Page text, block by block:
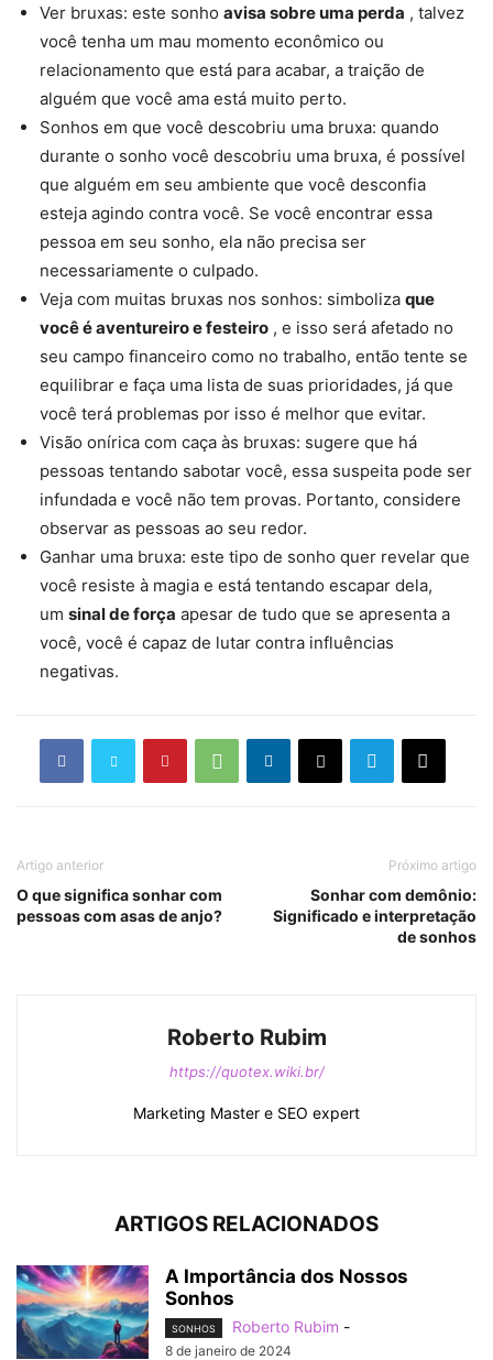
Ver bruxas: este sonho avisa sobre uma perda , talvez
você tenha um mau momento econômico ou
relacionamento que está para acabar, a traição de
alguém que você ama está muito perto.
Sonhos em que você descobriu uma bruxa: quando
durante o sonho você descobriu uma bruxa, é possível
que alguém em seu ambiente que você desconfia
esteja agindo contra você. Se você encontrar essa
pessoa em seu sonho, ela não precisa ser
necessariamente o culpado.
Veja com muitas bruxas nos sonhos: simboliza que
você é aventureiro e festeiro , e isso será afetado no
seu campo financeiro como no trabalho, então tente se
equilibrar e faça uma lista de suas prioridades, já que
você terá problemas por isso é melhor que evitar.
Visão onírica com caça às bruxas: sugere que há
pessoas tentando sabotar você, essa suspeita pode ser
infundada e você não tem provas. Portanto, considere
observar as pessoas ao seu redor.
Ganhar uma bruxa: este tipo de sonho quer revelar que
você resiste à magia e está tentando escapar dela,
um sinal de força apesar de tudo que se apresenta a
você, você é capaz de lutar contra influências
negativas.
Artigo anterior
O que significa sonhar com
pessoas com asas de anjo?
Próximo artigo
Sonhar com demônio:
Significado e interpretação
de sonhos
Roberto Rubim
https://quotex.wiki.br/
Marketing Master e SEO expert
ARTIGOS RELACIONADOS
A Importância dos Nossos
Sonhos
SONHOS Roberto Rubim -
8 de janeiro de 2024